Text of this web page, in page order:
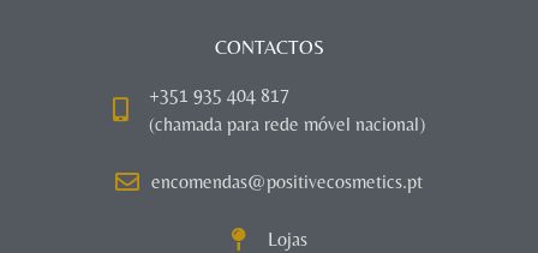
CONTACTOS
+351 935 404 817
(chamada para rede móvel nacional)
encomendas@positivecosmetics.pt
Lojas